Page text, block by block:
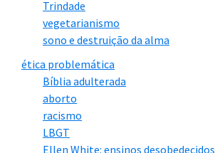
Trindade
vegetarianismo
sono e destruição da alma
ética problemática
Bíblia adulterada
aborto
racismo
LBGT
Ellen White: ensinos desobedecidos